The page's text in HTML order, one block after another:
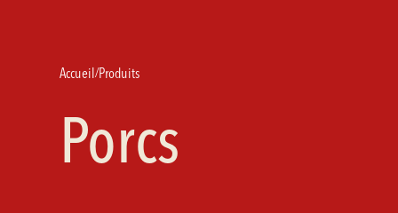
Accueil/Produits
Porcs